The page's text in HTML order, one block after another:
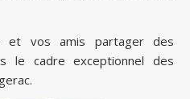
et vos amis partager des
le cadre exceptionnel des